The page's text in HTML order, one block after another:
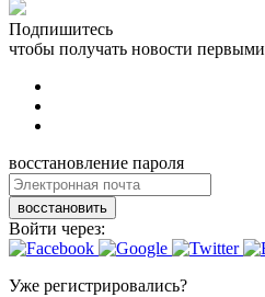
Подпишитесь
чтобы получать новости первыми
восстановление пароля
восстановить
Войти через:
Уже регистрировались?